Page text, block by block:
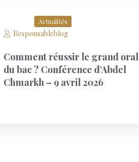
Actualités
Responsableblog
Comment réussir le grand oral
du bac ? Conférence d’Abdel
Chmarkh – 9 avril 2026